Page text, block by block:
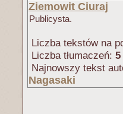
Ziemowit Ciuraj
Publicysta.
Liczba tekstów na
Liczba tłumaczeń: 5
Najnowszy tekst
Nagasaki